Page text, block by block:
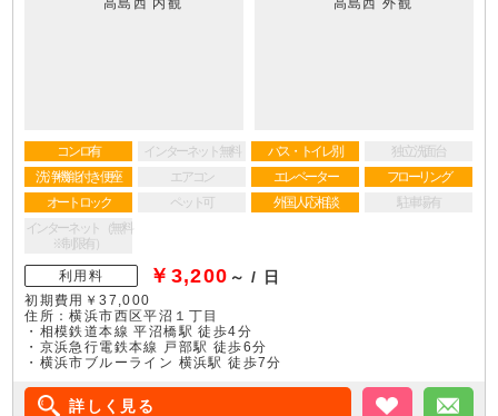
コンロ有 インターネット無料 バス・トイレ別
独立洗面台
洗浄機能付き便座
エアコン エレベーター
フローリング
オートロック
ペット可 外国人応相談
駐車場有
インターネット（無料
※制限有）
利用料 ￥3,200 ～ / 日
初期費用￥37,000
住所：横浜市西区平沼１丁目
・相模鉄道本線 平沼橋駅 徒歩4分
・京浜急行電鉄本線 戸部駅 徒歩6分
・横浜市ブルーライン 横浜駅 徒歩7分
詳しく見る お気に入